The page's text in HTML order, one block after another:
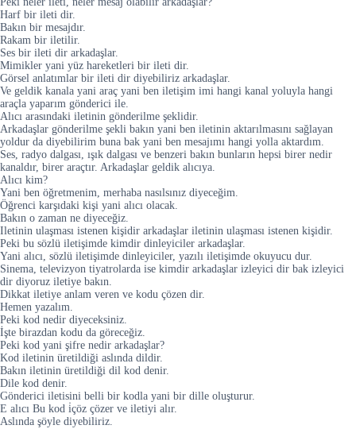
Harf bir ileti dir.
Bakın bir mesajdır.
Rakam bir iletilir.
Ses bir ileti dir arkadaşlar.
Mimikler yani yüz hareketleri bir ileti dir.
Görsel anlatımlar bir ileti dir diyebiliriz arkadaşlar.
Ve geldik kanala yani araç yani ben iletişim imi hangi kanal yoluyla hangi
araçla yaparım gönderici ile.
Alıcı arasındaki iletinin gönderilme şeklidir.
Arkadaşlar gönderilme şekli bakın yani ben iletinin aktarılmasını sağlayan
yoldur da diyebilirim buna bak yani ben mesajımı hangi yolla aktardım.
Ses, radyo dalgası, ışık dalgası ve benzeri bakın bunların hepsi birer nedir
kanaldır, birer araçtır. Arkadaşlar geldik alıcıya.
Alıcı kim?
Yani ben öğretmenim, merhaba nasılsınız diyeceğim.
Öğrenci karşıdaki kişi yani alıcı olacak.
Bakın o zaman ne diyeceğiz.
Iletinin ulaşması istenen kişidir arkadaşlar iletinin ulaşması istenen kişidir.
Peki bu sözlü iletişimde kimdir dinleyiciler arkadaşlar.
Yani alıcı, sözlü iletişimde dinleyiciler, yazılı iletişimde okuyucu dur.
Sinema, televizyon tiyatrolarda ise kimdir arkadaşlar izleyici dir bak izleyici
dir diyoruz iletiye bakın.
Dikkat iletiye anlam veren ve kodu çözen dir.
Hemen yazalım.
Peki kod nedir diyeceksiniz.
İşte birazdan kodu da göreceğiz.
Peki kod yani şifre nedir arkadaşlar?
Kod iletinin üretildiği aslında dildir.
Bakın iletinin üretildiği dil kod denir.
Dile kod denir.
Gönderici iletisini belli bir kodla yani bir dille oluşturur.
E alıcı Bu kod i̇çöz çözer ve iletiyi alır.
Aslında şöyle diyebiliriz.